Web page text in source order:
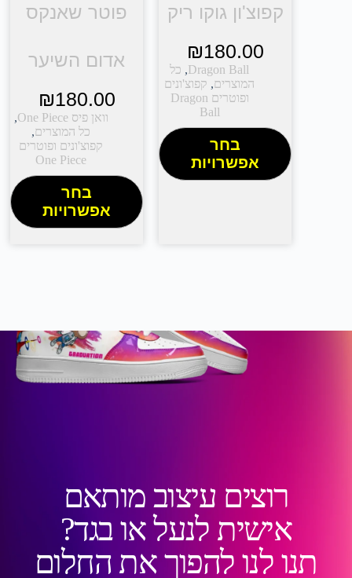
קפוצ'ון גוקו ריק
₪180.00
Dragon Ball
, כל
המוצרים, קפוצ'ונים
ופוטרים Dragon
Ball
בחר
אפשרויות
פוטר שאנקס
אדום השיער
₪180.00
וואן פיס One Piece
,
כל המוצרים,
קפוצ'ונים ופוטרים
One Piece
בחר
אפשרויות
רוצים עיצוב מותאם
אישית לנעל או בגד?
תנו לנו להפוך את החלום